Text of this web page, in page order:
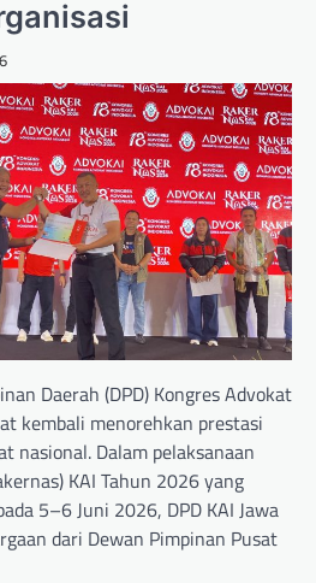
Daerah (DPD) Kongres Advokat
kembali menorehkan prestasi
nasional. Dalam pelaksanaan
KAI Tahun 2026 yang
5–6 Juni 2026, DPD KAI Jawa
dari Dewan Pimpinan Pusat